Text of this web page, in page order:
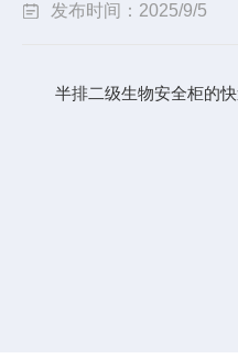
发布时间：2025/9/5
半排二级生物安全柜的快